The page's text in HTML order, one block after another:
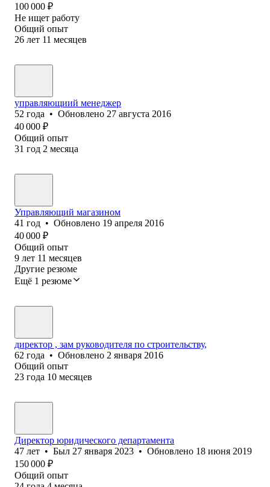
100 000 ₽
Не ищет работу
Общий опыт
26 лет 11 месяцев
управляющиий менеджер
52 года • Обновлено 27 августа 2016
40 000 ₽
Общий опыт
31 год 2 месяца
Управляющий магазином
41 год • Обновлено 19 апреля 2016
40 000 ₽
Общий опыт
9 лет 11 месяцев
Другие резюме
Ещё 1 резюме
директор , зам руководителя по строительству,
62 года • Обновлено 2 января 2016
Общий опыт
23 года 10 месяцев
Директор юридического департамента
47 лет • Был 27 января 2023 • Обновлено 18 июня 2019
150 000 ₽
Общий опыт